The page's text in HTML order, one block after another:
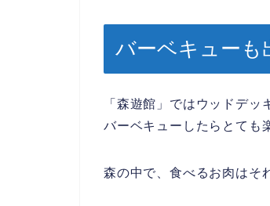
バーベキューも
「森遊館」ではウッドデ
バーベキューしたらとても
森の中で、食べるお肉はそ